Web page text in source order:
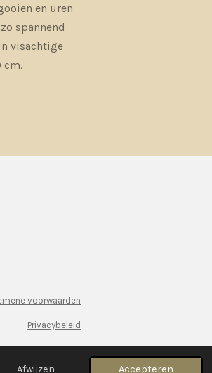
Afwijzen Accepteren
en uren
spannend
visachtige
cm.
voorwaarden
Privacybeleid